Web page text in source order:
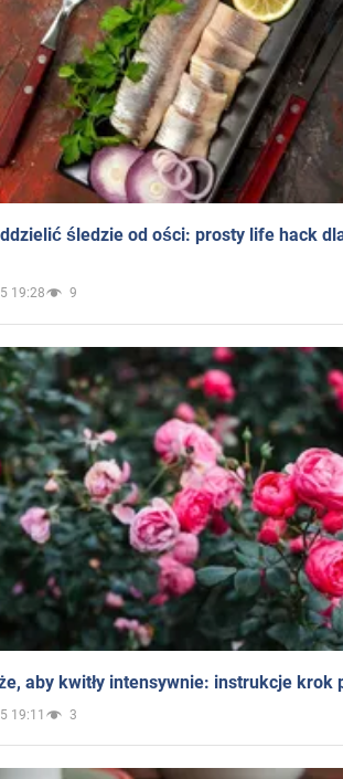
śledzie od ości: prosty life hack
19:28 9
aby kwitły intensywnie: instrukcje krok
19:11 3